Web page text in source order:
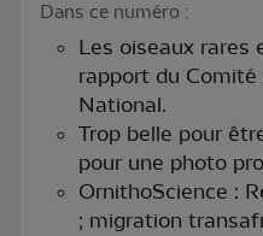
Dans ce numéro :
Les oiseaux rares
rapport du
National.
Trop belle pour
pour une photo
OrnithoScience :
; migration